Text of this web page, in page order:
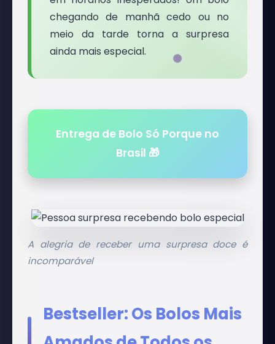
chegando de manhã cedo ou no
meio da tarde torna a surpresa
ainda mais especial.
Entrega de Bolo Só Porque no
Brasil 🎁
A alegria de receber uma surpresa doce é
incomparável
Bestseller: Os Bolos Mais